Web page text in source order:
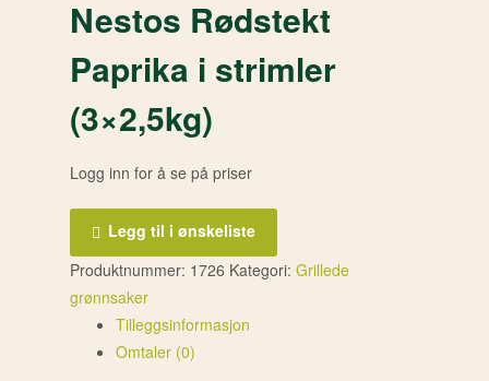
Nestos Rødstekt
Paprika i strimler
(3×2,5kg)
Logg inn for å se på priser
Legg til i ønskeliste
Produktnummer: 1726 Kategori: Grillede
grønnsaker
Tilleggsinformasjon
Omtaler (0)